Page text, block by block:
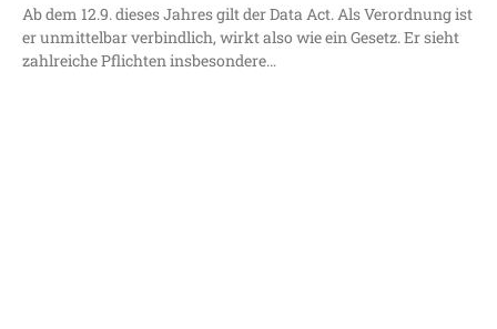
Ab dem 12.9. die­ses Jah­res gilt der Data Act. Als Ver­ord­nung ist
er unmit­tel­bar ver­bind­lich, wirkt also wie ein Gesetz. Er sieht
zahl­rei­che Pflich­ten insbesondere…